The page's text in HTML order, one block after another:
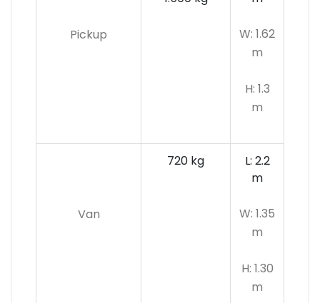
Pickup
W: 1.62
m
H: 1.3
m
Van
720 kg
L: 2.2
m
W: 1.35
m
H: 1.30
m